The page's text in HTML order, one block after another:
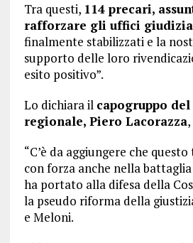
Tra questi, 114 precari,
rafforzare gli uffici
finalmente stabilizzati e la
supporto delle loro
esito positivo”.
Lo dichiara il capogruppo
regionale, Piero Lacorazza,
“C’è da aggiungere che
con forza anche nella
ha portato alla difesa della
la pseudo riforma della
e Meloni.